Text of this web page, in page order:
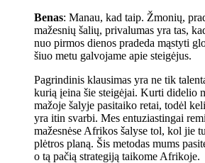
Benas: Manau, kad taip. Žmonių,
mažesnių šalių, privalumas yra tas,
nuo pirmos dienos pradeda mąstyti
šiuo metu galvojame apie steigėjus.
Pagrindinis klausimas yra ne tik
kurią įeina šie steigėjai. Kurti didelio
mažoje šalyje pasitaiko retai, todėl
yra itin svarbi. Mes entuziastingai
mažesnėse Afrikos šalyse tol, kol jie
plėtros planą. Šis metodas mums
o tą pačią strategiją taikome Afrikoje.